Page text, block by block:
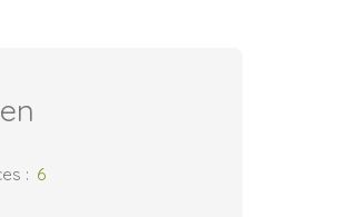
: 6